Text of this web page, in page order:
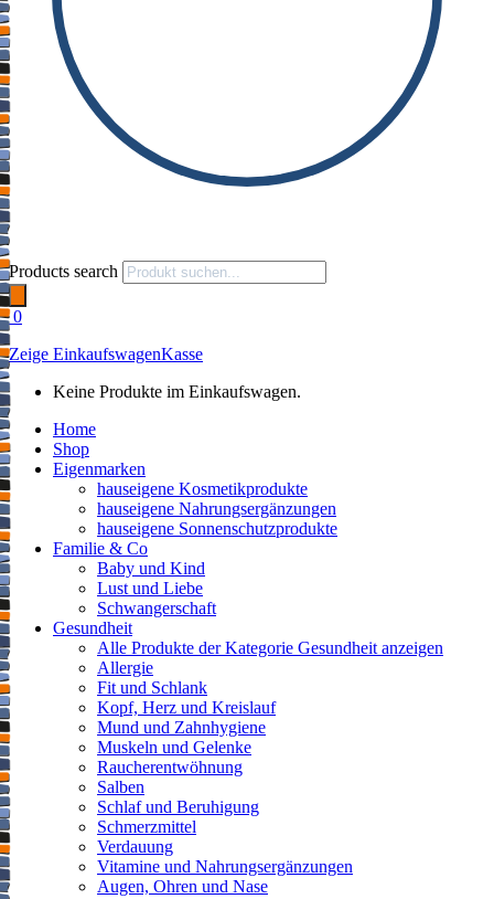
Products search
0
Zeige EinkaufswagenKasse
Keine Produkte im Einkaufswagen.
Home
Shop
Eigenmarken
hauseigene Kosmetikprodukte
hauseigene Nahrungsergänzungen
hauseigene Sonnenschutzprodukte
Familie & Co
Baby und Kind
Lust und Liebe
Schwangerschaft
Gesundheit
Alle Produkte der Kategorie Gesundheit anzeigen
Allergie
Fit und Schlank
Kopf, Herz und Kreislauf
Mund und Zahnhygiene
Muskeln und Gelenke
Raucherentwöhnung
Salben
Schlaf und Beruhigung
Schmerzmittel
Verdauung
Vitamine und Nahrungsergänzungen
Augen, Ohren und Nase